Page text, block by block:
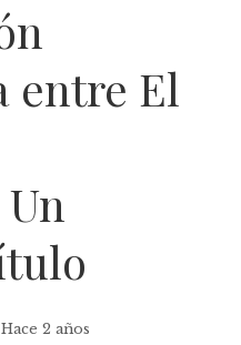
entre El
Hace 2 años